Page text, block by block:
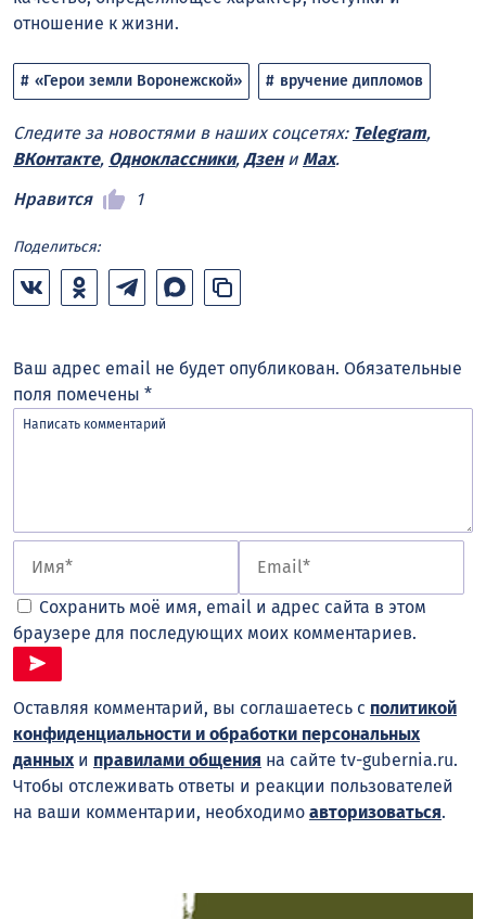
отношение к жизни.
«Герои земли Воронежской» вручение дипломов
Следите за новостями в наших соцсетях: Telegram,
ВКонтакте, Одноклассники, Дзени Max.
Нравится
1
Поделиться:
Ваш адрес email не будет опубликован. Обязательные
поля помечены *
Сохранить моё имя, email и адрес сайта в этом
браузере для последующих моих комментариев.
Оставляя комментарий, вы соглашаетесь с политикой
конфиденциальности и обработки персональных
данных и правилами общения на сайте tv-gubernia.ru.
Чтобы отслеживать ответы и реакции пользователей
на ваши комментарии, необходимо авторизоваться.